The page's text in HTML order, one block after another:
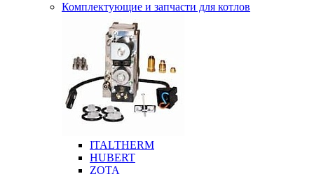
Комплектующие и запчасти для котлов
ITALTHERM
HUBERT
ZOTA